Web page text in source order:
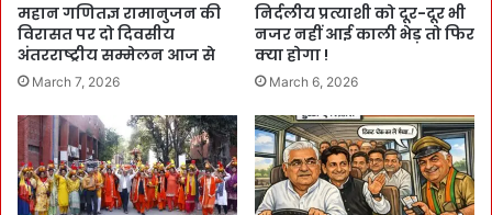
महान गणितज्ञ रामानुजन की
विरासत पर दो दिवसीय
अंतरराष्ट्रीय सम्मेलन आज से
March 7, 2026
निर्दलीय प्रत्याशी को दूर-दूर भी
नजर नहीं आई काली भेड़ तो फिर
क्या होगा !
March 6, 2026